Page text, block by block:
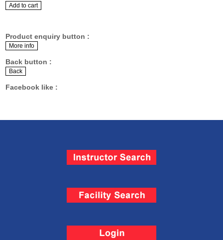
Product enquiry button :
Back button :
Facebook like :